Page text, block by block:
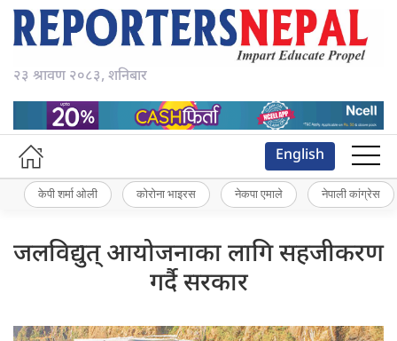
२३ श्रावण २०८३, शनिबार
English
केपी शर्मा ओली कोरोना भाइरस नेकपा एमाले नेपाली कांग्रेस
जलविद्युत् आयोजनाका लागि सहजीकरण
गर्दै सरकार